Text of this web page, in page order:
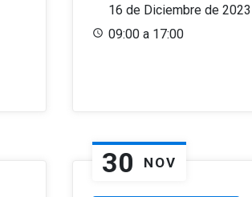
16 de Diciembre de 2023
09:00 a 17:00
30 NOV